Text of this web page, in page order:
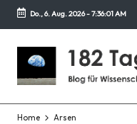
Zurück
zum
Do., 6. Aug. 2026-7:36:01 AM
1
8
2
Blog
Wissenschaft,
Kultur
und
Home Arsen